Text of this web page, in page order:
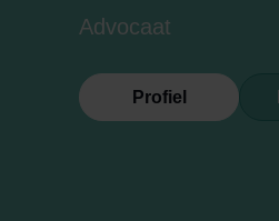
Advocaat
Profiel